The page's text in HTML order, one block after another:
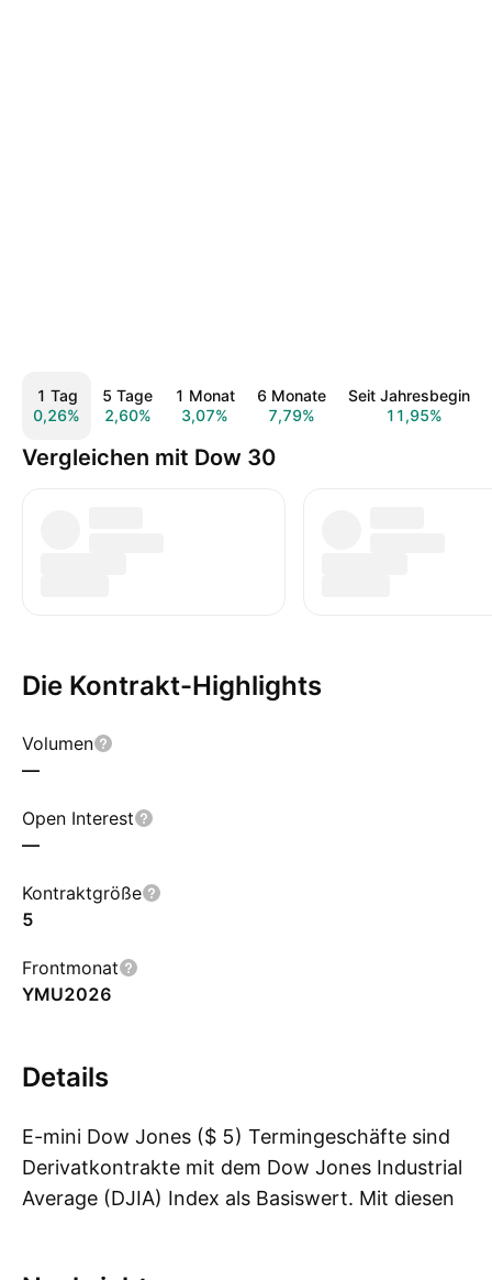
1 Tag
0,26%
5 Tage
2,60%
1 Monat
3,07%
6 Monate
7,79%
Seit Jahresbeginn
11,95%
Vergleichen mit Dow 30
Die Kontrakt-Highlights
Volumen
—
Open Interest
—
Kontraktgröße
5
Frontmonat
YMU2026
Details
E-mini Dow Jones ($ 5) Termingeschäfte sind
Derivatkontrakte mit dem Dow Jones Industrial
Average (DJIA) Index als Basiswert. Mit diesen